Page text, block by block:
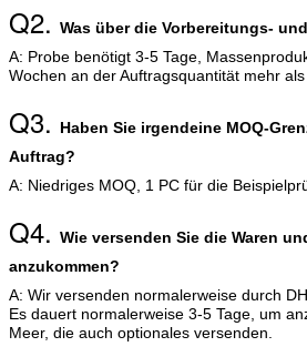
Q2. Was über die Vorbereitungs-
A: Probe benötigt 3-5 Tage,
Wochen an der Auftragsquantität mehr als
Q3.
Haben Sie irgendeine MOQ-
Auftrag?
A: Niedriges MOQ, 1 PC für die
Q4. Wie versenden Sie die Waren
anzukommen?
A: Wir versenden normalerweise durch
Es dauert normalerweise 3-5 Tage, um
Meer, die auch optionales versenden.